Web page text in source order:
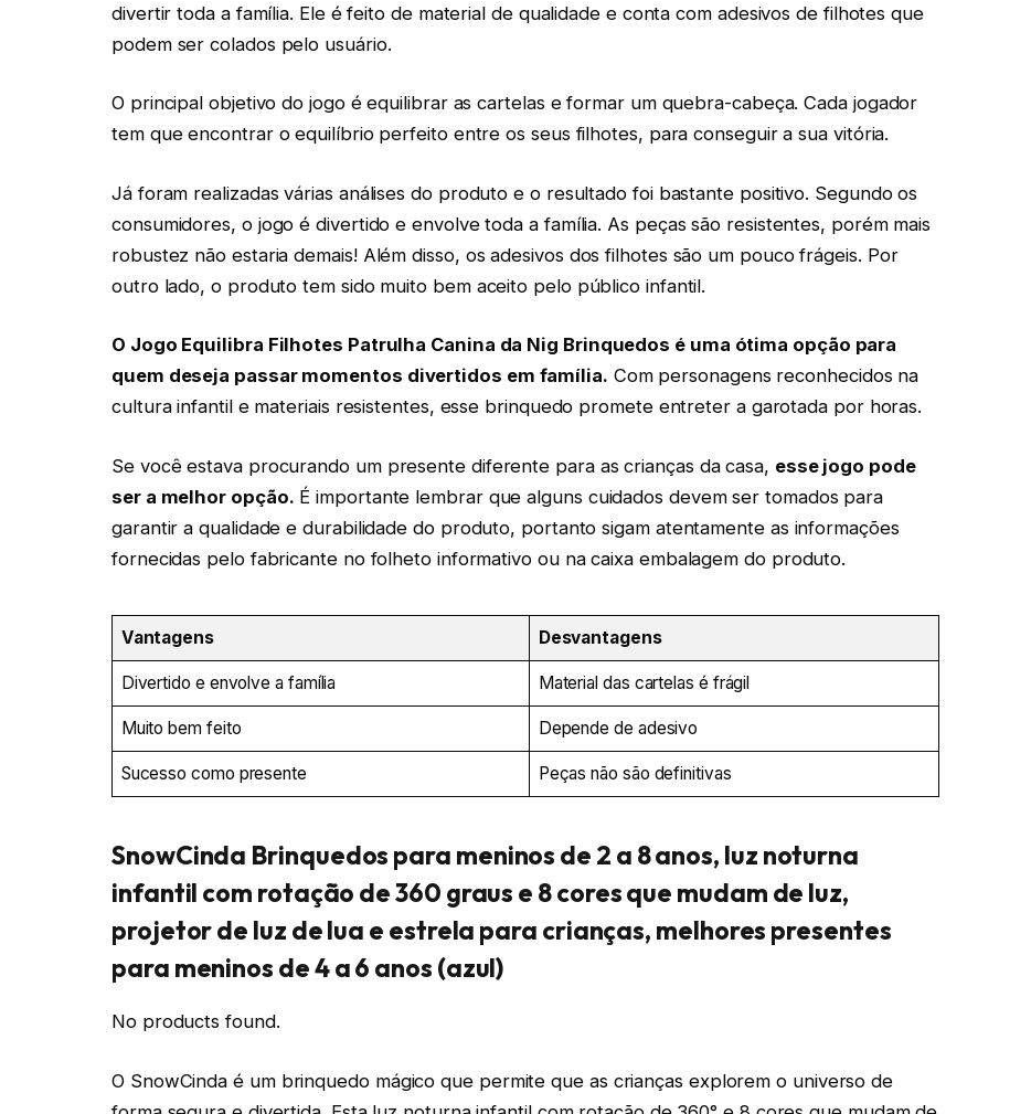
divertir toda a família. Ele é feito de material de qualidade e conta com adesivos de filhotes que
podem ser colados pelo usuário.
O principal objetivo do jogo é equilibrar as cartelas e formar um quebra-cabeça. Cada jogador
tem que encontrar o equilíbrio perfeito entre os seus filhotes, para conseguir a sua vitória.
Já foram realizadas várias análises do produto e o resultado foi bastante positivo. Segundo os
consumidores, o jogo é divertido e envolve toda a família. As peças são resistentes, porém mais
robustez não estaria demais! Além disso, os adesivos dos filhotes são um pouco frágeis. Por
outro lado, o produto tem sido muito bem aceito pelo público infantil.
O Jogo Equilibra Filhotes Patrulha Canina da Nig Brinquedos é uma ótima opção para
quem deseja passar momentos divertidos em família. Com personagens reconhecidos na
cultura infantil e materiais resistentes, esse brinquedo promete entreter a garotada por horas.
Se você estava procurando um presente diferente para as crianças da casa, esse jogo pode
ser a melhor opção. É importante lembrar que alguns cuidados devem ser tomados para
garantir a qualidade e durabilidade do produto, portanto sigam atentamente as informações
fornecidas pelo fabricante no folheto informativo ou na caixa embalagem do produto.
Vantagens Desvantagens
Divertido e envolve a família Material das cartelas é frágil
Muito bem feito Depende de adesivo
Sucesso como presente Peças não são definitivas
SnowCinda Brinquedos para meninos de 2 a 8 anos, luz noturna
infantil com rotação de 360 graus e 8 cores que mudam de luz,
projetor de luz de lua e estrela para crianças, melhores presentes
para meninos de 4 a 6 anos (azul)
No products found.
O SnowCinda é um brinquedo mágico que permite que as crianças explorem o universo de